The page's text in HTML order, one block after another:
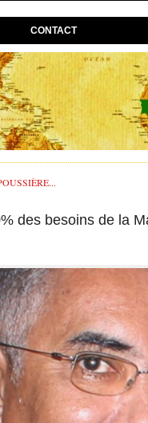
CONTACT
des besoins de la